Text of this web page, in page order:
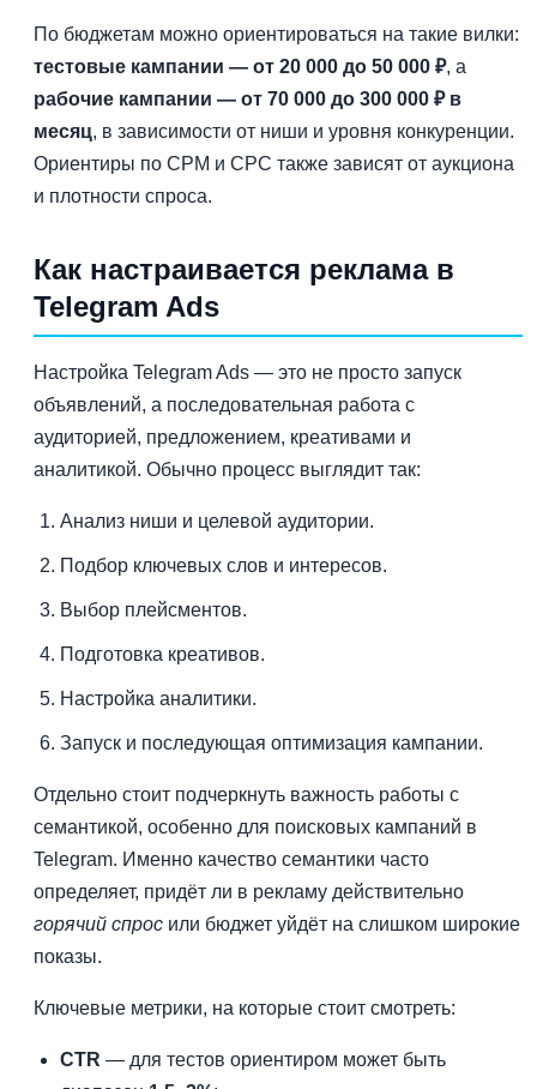
По бюджетам можно ориентироваться на такие вилки:
тестовые кампании — от 20 000 до 50 000 ₽, а
рабочие кампании — от 70 000 до 300 000 ₽ в
месяц, в зависимости от ниши и уровня конкуренции.
Ориентиры по CPM и CPC также зависят от аукциона
и плотности спроса.
Как настраивается реклама в
Telegram Ads
Настройка Telegram Ads — это не просто запуск
объявлений, а последовательная работа с
аудиторией, предложением, креативами и
аналитикой. Обычно процесс выглядит так:
Анализ ниши и целевой аудитории.
Подбор ключевых слов и интересов.
Выбор плейсментов.
Подготовка креативов.
Настройка аналитики.
Запуск и последующая оптимизация кампании.
Отдельно стоит подчеркнуть важность работы с
семантикой, особенно для поисковых кампаний в
Telegram. Именно качество семантики часто
определяет, придёт ли в рекламу действительно
горячий спрос или бюджет уйдёт на слишком широкие
показы.
Ключевые метрики, на которые стоит смотреть:
CTR — для тестов ориентиром может быть